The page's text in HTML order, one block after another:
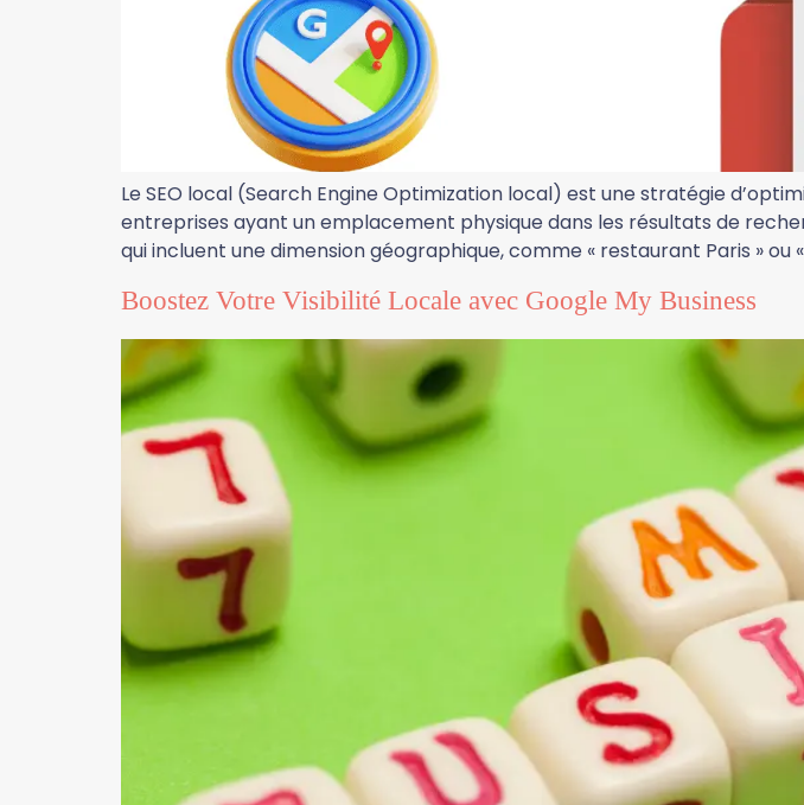
Le SEO local (Search Engine Optimization local) est une stratégie
entreprises ayant un emplacement physique dans les résultats de
qui incluent une dimension géographique, comme « restaurant Paris » ou
Boostez Votre Visibilité Locale avec Google My Business